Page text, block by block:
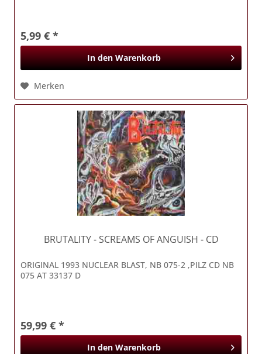
5,99 € *
In den Warenkorb
Merken
BRUTALITY- SCREAMS OF ANGUISH - CD
ORIGINAL 1993 NUCLEAR BLAST, NB 075-2 ,PILZ CD NB
075 AT 33137 D
59,99 € *
In den Warenkorb